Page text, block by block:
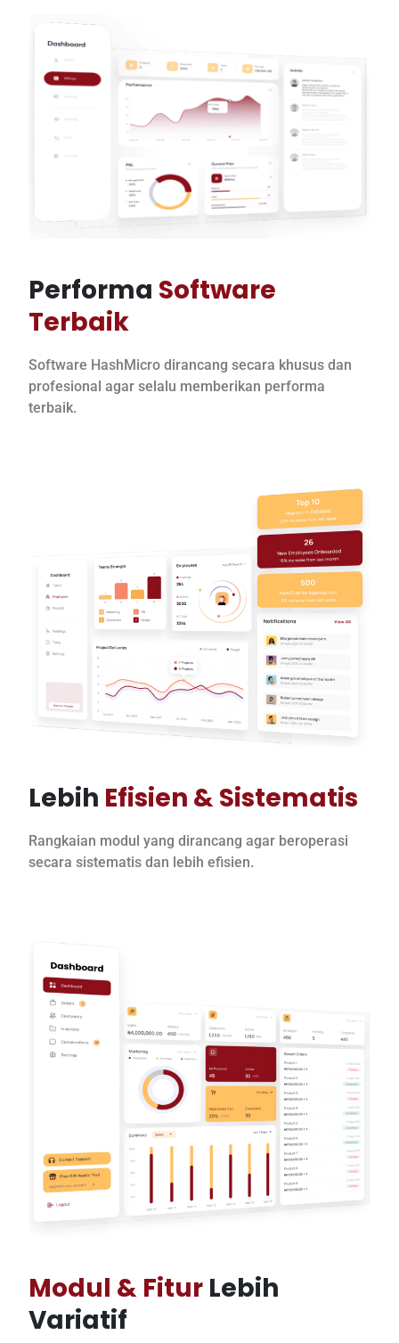
Performa Software
Terbaik
Software HashMicro dirancang secara khusus dan
profesional agar selalu memberikan performa
terbaik.
Lebih Efisien & Sistematis
Rangkaian modul yang dirancang agar beroperasi
secara sistematis dan lebih efisien.
Modul & Fitur Lebih
Variatif